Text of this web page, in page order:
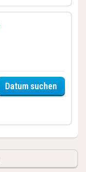
Datum suchen